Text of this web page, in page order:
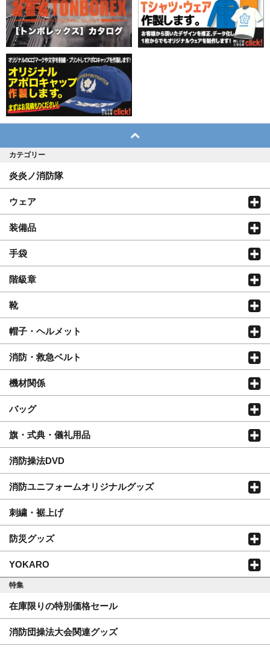
カテゴリー
炎炎ノ消防隊
ウェア
装備品
手袋
階級章
靴
帽子・ヘルメット
消防・救急ベルト
機材関係
バッグ
旗・式典・儀礼用品
消防操法DVD
消防ユニフォームオリジナルグッズ
刺繍・裾上げ
防災グッズ
YOKARO
特集
在庫限りの特別価格セール
消防団操法大会関連グッズ